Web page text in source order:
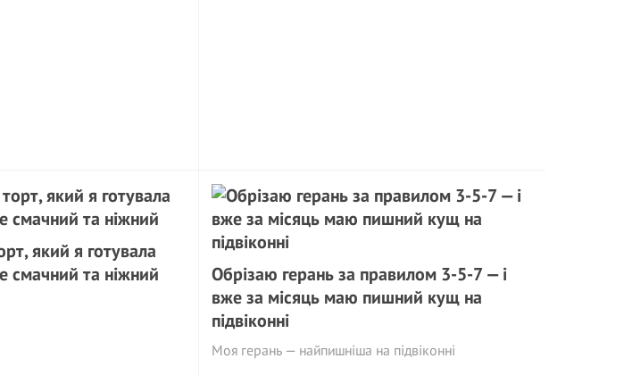
який я готувала
смачний та ніжний
Обрізаю герань за правилом 3-5-7 — і
вже за місяць маю пишний кущ на
підвіконні
Моя герань — найпишніша на підвіконні